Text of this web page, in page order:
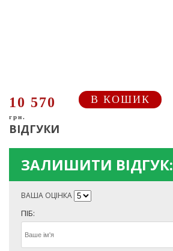
10 570
грн.
В КОШИК
ВІДГУКИ
ЗАЛИШИТИ ВІДГУК:
ВАША ОЦІНКА
ПІБ: